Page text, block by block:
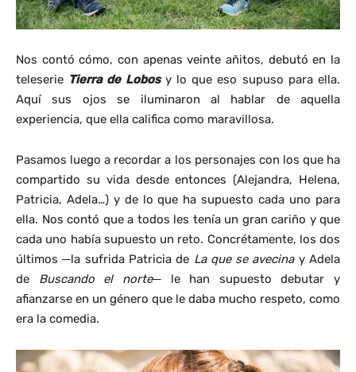
Nos contó cómo, con apenas veinte añitos, debutó en la
teleserie Tierra de Lobosy lo que eso supuso para ella.
Aquí sus ojos se iluminaron al hablar de aquella
experiencia, que ella califica como maravillosa.
Pasamos luego a recordar a los personajes con los que ha
compartido su vida desde entonces (Alejandra, Helena,
Patricia, Adela…) y de lo que ha supuesto cada uno para
ella. Nos contó que a todos les tenía un gran cariño y que
cada uno había supuesto un reto. Concrétamente, los dos
últimos ─la sufrida Patricia de La que se avecinay Adela
de Buscando el norte─ le han supuesto debutar y
afianzarse en un género que le daba mucho respeto, como
era la comedia.